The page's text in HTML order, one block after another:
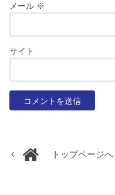
メール ※
サイト
トップページへ